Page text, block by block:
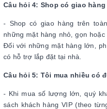
Câu hỏi 4: Shop có giao
- Shop có giao hàng trên
những mặt hàng nhỏ, gọn
Đối với những mặt hàng lớn,
có hỗ trợ lắp đặt tại nhà.
Câu hỏi 5: Tôi mua nhiều có
- Khi mua số lượng lớn, quý
sách khách hàng VIP (theo